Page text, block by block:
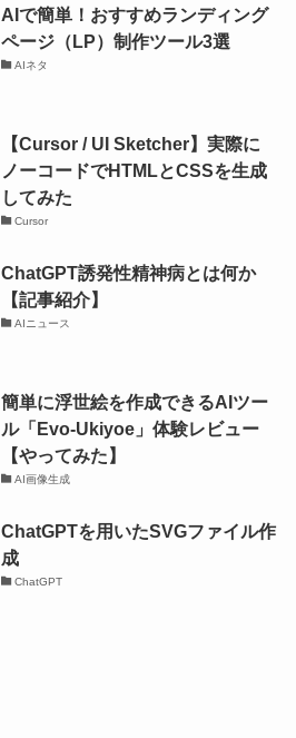
AIで簡単！おすすめランディング
ページ（LP）制作ツール3選
AIネタ
【Cursor / UI Sketcher】実際に
ノーコードでHTMLとCSSを生成
してみた
Cursor
ChatGPT誘発性精神病とは何か
【記事紹介】
AIニュース
簡単に浮世絵を作成できるAIツー
ル「Evo-Ukiyoe」体験レビュー
【やってみた】
AI画像生成
ChatGPTを用いたSVGファイル作
成
ChatGPT